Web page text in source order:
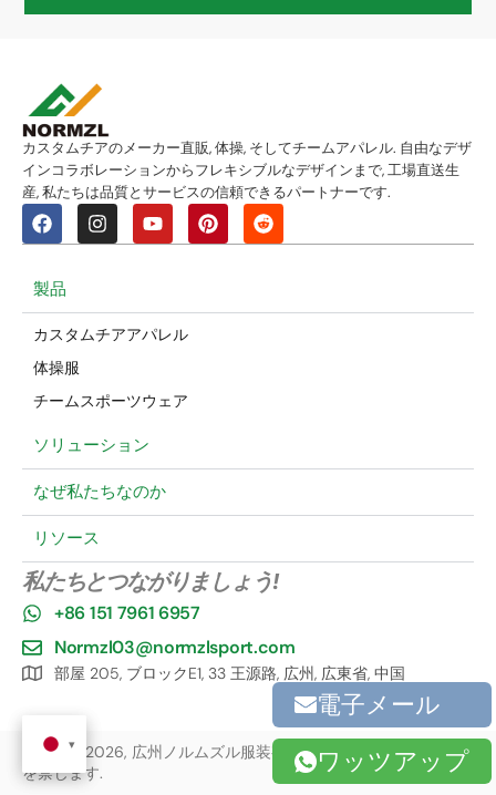
カスタムチアのメーカー直販, 体操, そしてチームアパレル. 自由なデザ
インコラボレーションからフレキシブルなデザインまで, 工場直送生
産, 私たちは品質とサービスの信頼できるパートナーです.
製品
カスタムチアアパレル
体操服
チームスポーツウェア
ソリューション
なぜ私たちなのか
リソース
私たちとつながりましょう!
+86 151 7961 6957
Normzl03@normzlsport.com
部屋 205, ブロックE1, 33 王源路, 広州, 広東省, 中国
著作権 ©2026, 広州ノルムズル服装有限公司, 株式会社. 無断転載
を禁じます.
電子メール
ワッツアップ